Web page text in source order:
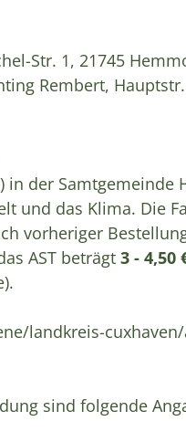
Str. 1, 21745
Rembert,
in der
und das Klima. Die
vorheriger
AST beträgt 3 - 4,50
landkreis-
sind folgende